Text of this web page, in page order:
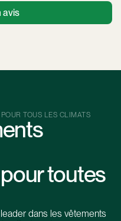
avis
TOUS LES CLIMATS
toutes
dans les vêtements